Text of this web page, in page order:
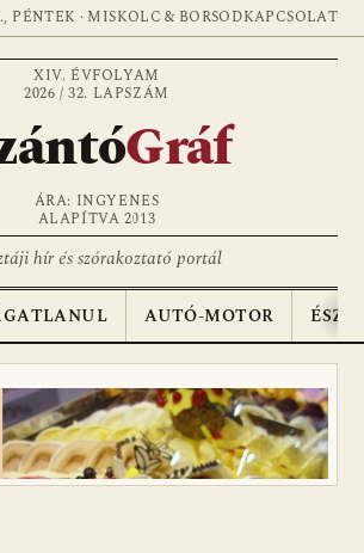
PÉNTEK · MISKOLC & BORSODKAPCSOLAT
XIV. ÉVFOLYAM
2026 / 32. LAPSZÁM
Gráf
ÁRA: INGYENES
ALAPÍTVA 2013
hír és szórakoztató portál
AUTÓ-MOTOR